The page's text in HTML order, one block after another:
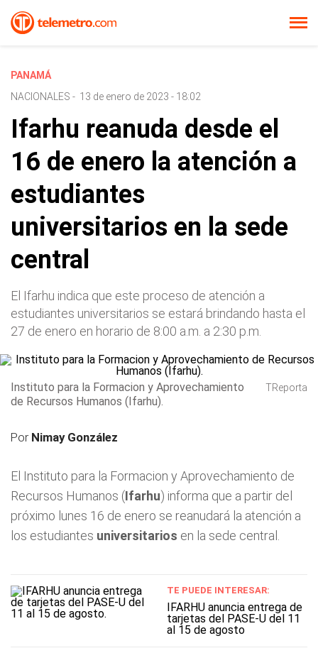
PANAMÁ
NACIONALES - 13 de enero de 2023 - 18:02
Ifarhu reanuda desde el
16 de enero la atención a
estudiantes
universitarios en la sede
central
El Ifarhu indica que este proceso de atención a
estudiantes universitarios se estará brindando hasta el
27 de enero en horario de 8:00 a.m. a 2:30 p.m.
Instituto para la Formacion y Aprovechamiento
de Recursos Humanos (Ifarhu).
TReporta
Por Nimay González
El Instituto para la Formacion y Aprovechamiento de
Recursos Humanos (Ifarhu) informa que a partir del
próximo lunes 16 de enero se reanudará la atención a
los estudiantes universitarios en la sede central.
TE PUEDE INTERESAR:
IFARHU anuncia entrega de
tarjetas del PASE-U del 11
al 15 de agosto